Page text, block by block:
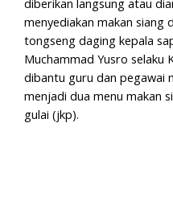
diberikan langsung atau
menyediakan makan siang
tongseng daging kepala
Muchammad Yusro selaku
dibantu guru dan pegawai
menjadi dua menu makan
gulai (jkp).